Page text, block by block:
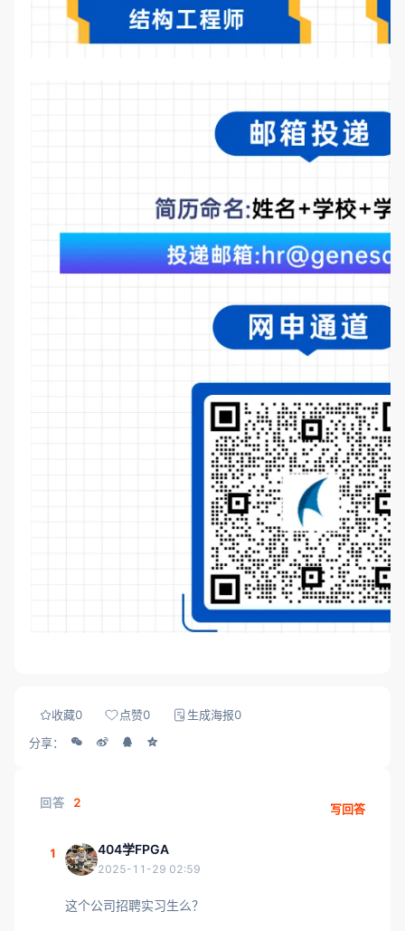
收藏0 点赞0 生成海报0
分享：
回答 2 写回答
1 404学FPGA
2025-11-29 02:59
这个公司招聘实习生么？